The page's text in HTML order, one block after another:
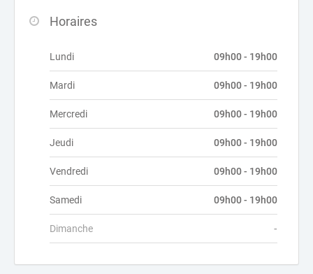
Horaires
Lundi 09h00 - 19h00
Mardi 09h00 - 19h00
Mercredi 09h00 - 19h00
Jeudi 09h00 - 19h00
Vendredi 09h00 - 19h00
Samedi 09h00 - 19h00
Dimanche -